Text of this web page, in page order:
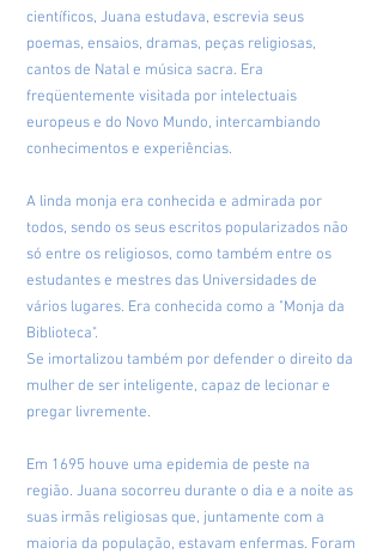
científicos, Juana estudava, escrevia seus
poemas, ensaios, dramas, peças religiosas,
cantos de Natal e música sacra. Era
freqüentemente visitada por intelectuais
europeus e do Novo Mundo, intercambiando
conhecimentos e experiências.
A linda monja era conhecida e admirada por
todos, sendo os seus escritos popularizados não
só entre os religiosos, como também entre os
estudantes e mestres das Universidades de
vários lugares. Era conhecida como a "Monja da
Biblioteca".
Se imortalizou também por defender o direito da
mulher de ser inteligente, capaz de lecionar e
pregar livremente.
Em 1695 houve uma epidemia de peste na
região. Juana socorreu durante o dia e a noite as
suas irmãs religiosas que, juntamente com a
maioria da população, estavam enfermas. Foram